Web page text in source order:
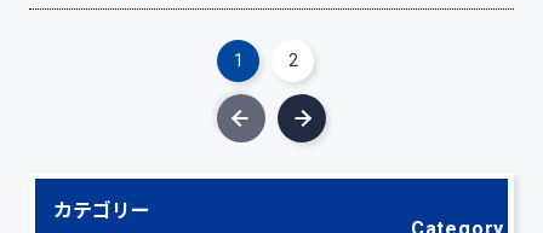
1 2
カテゴリー
Category